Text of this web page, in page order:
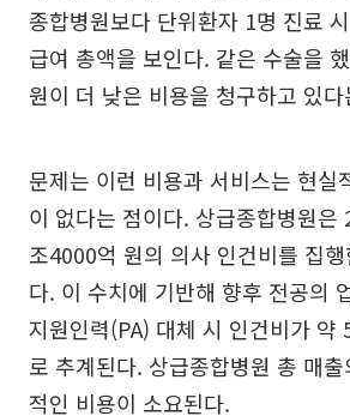
종합병원보다 단위환자 1명 진료
급여 총액을 보인다. 같은 수술을
원이 더 낮은 비용을 청구하고 있
문제는 이런 비용과 서비스는 현실
이 없다는 점이다. 상급종합병원은
조4000억 원의 의사 인건비를 집
다. 이 수치에 기반해 향후 전공의
지원인력(PA) 대체 시 인건비가 약
로 추계된다. 상급종합병원 총 매
적인 비용이 소요된다.